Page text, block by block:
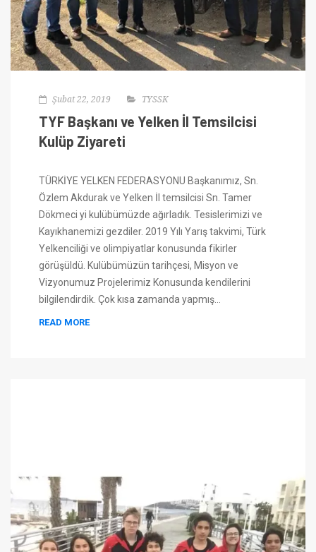
Şubat 22, 2019 TYSSK
TYF Başkanı ve Yelken İl Temsilcisi
Kulüp Ziyareti
TÜRKİYE YELKEN FEDERASYONU Başkanımız, Sn.
Özlem Akdurak ve Yelken İl temsilcisi Sn. Tamer
Dökmeci yi kulübümüzde ağırladık. Tesislerimizi ve
Kayıkhanemizi gezdiler. 2019 Yılı Yarış takvimi, Türk
Yelkenciliği ve olimpiyatlar konusunda fikirler
görüşüldü. Kulübümüzün tarihçesi, Misyon ve
Vizyonumuz Projelerimiz Konusunda kendilerini
bilgilendirdik. Çok kısa zamanda yapmış…
READ MORE